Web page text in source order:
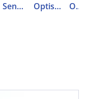
Sensoren toebehoren Optische afstandssensor OGP701